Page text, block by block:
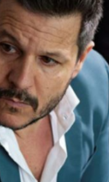
agli
Kicè punta a
di relazioni"